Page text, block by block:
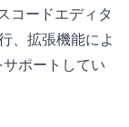
コードエディタ
、拡張機能によ
ポートしてい